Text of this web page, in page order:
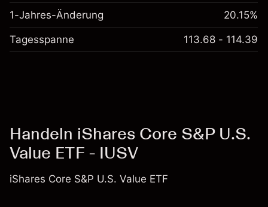
1-Jahres-Änderung 20.15%
Tagesspanne 113.68 - 114.39
Handeln iShares Core S&P U.S.
Value ETF - IUSV
iShares Core S&P U.S. Value ETF